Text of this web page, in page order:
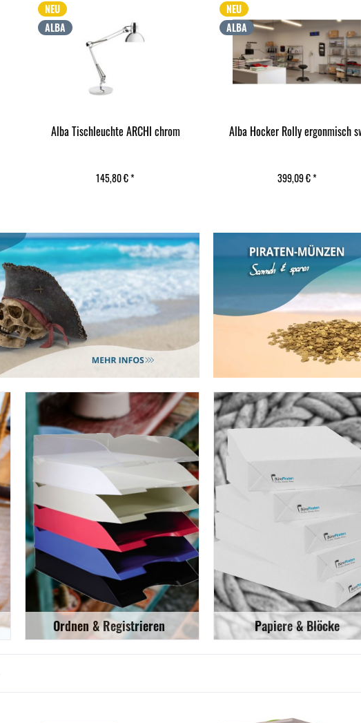
NEU
ALBA
Alba Tischleuchte ARCHI chrom
145,80 € *
NEU
ALBA
Alba Hocker Rolly ergonmisch
399,09 € *
Ordnen & Registrieren Papiere & Blöcke